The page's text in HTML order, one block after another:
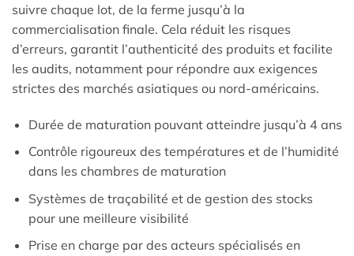
suivre chaque lot, de la ferme jusqu’à la
commercialisation finale. Cela réduit les risques
d’erreurs, garantit l’authenticité des produits et facilite
les audits, notamment pour répondre aux exigences
strictes des marchés asiatiques ou nord-américains.
Durée de maturation pouvant atteindre jusqu’à 4 ans
Contrôle rigoureux des températures et de l’humidité
dans les chambres de maturation
Systèmes de traçabilité et de gestion des stocks
pour une meilleure visibilité
Prise en charge par des acteurs spécialisés en